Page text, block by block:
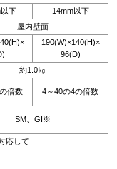
下
14mm以下
屋内壁面
190(W)×140(H)×
96(D)
約1.0㎏
倍数 4～40の4の倍数
SM、GI※
応して